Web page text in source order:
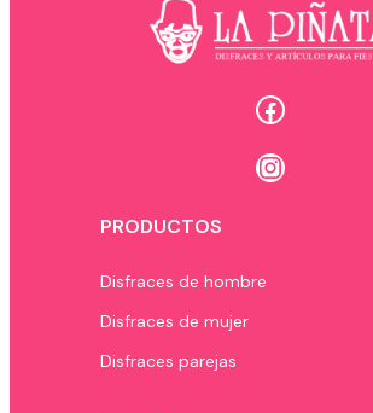
Facebook
Instagram
PRODUCTOS
Disfraces de hombre
Disfraces de mujer
Disfraces parejas